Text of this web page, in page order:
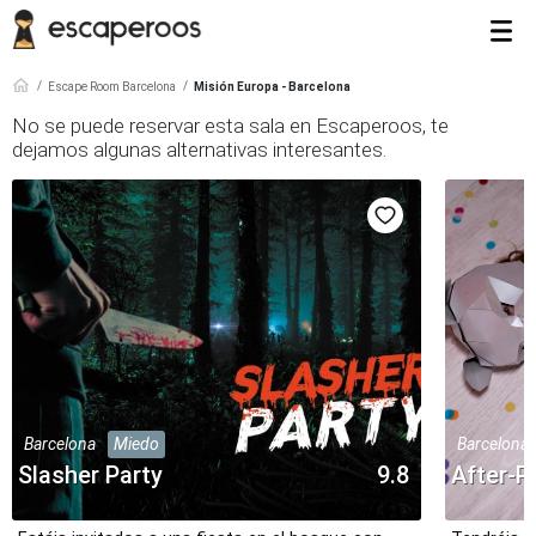
Escape Room Barcelona Misión Europa - Barcelona
No se puede reservar esta sala en Escaperoos, te
dejamos algunas alternativas interesantes.
Barcelona Miedo
Slasher Party 9.8
Barcelona
After-